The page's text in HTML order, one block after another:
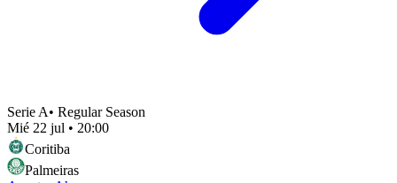
Serie A• Regular Season
Mié 22 jul • 20:00
Coritiba
Palmeiras